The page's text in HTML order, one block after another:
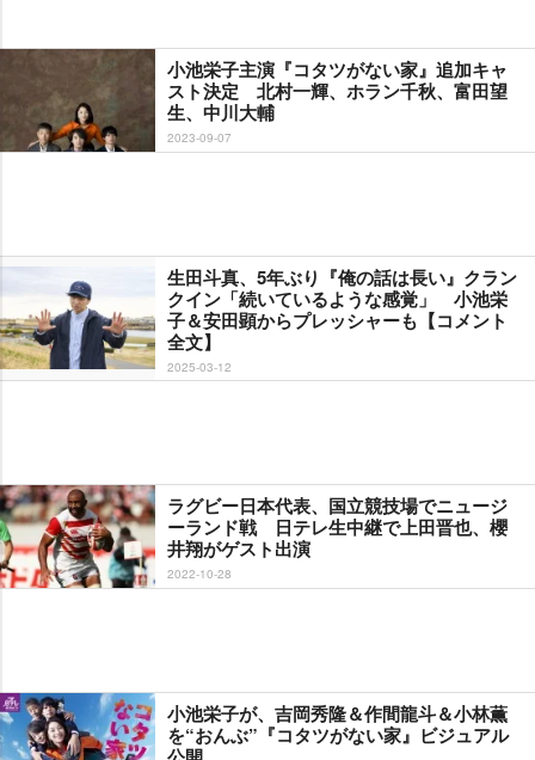
小池栄子主演『コタツがない家』追加キャ
スト決定 北村一輝、ホラン千秋、富田望
生、中川大輔
2023-09-07
生田斗真、5年ぶり『俺の話は長い』クラン
クイン「続いているような感覚」 小池栄
子＆安田顕からプレッシャーも【コメント
全文】
2025-03-12
ラグビー日本代表、国立競技場でニュージ
ーランド戦 日テレ生中継で上田晋也、櫻
井翔がゲスト出演
2022-10-28
小池栄子が、吉岡秀隆＆作間龍斗＆小林薫
を“おんぶ”『コタツがない家』ビジュアル